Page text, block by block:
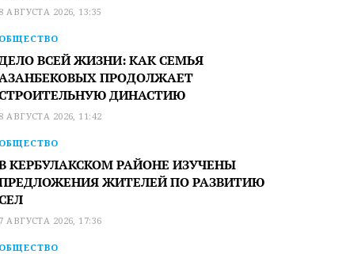
8 АВГУСТА 2026, 13:35
ОБЩЕСТВО
ВСЕЙ ЖИЗНИ: КАК СЕМЬЯ
ПРОДОЛЖАЕТ
ДИНАСТИЮ
8 АВГУСТА 2026, 11:42
ОБЩЕСТВО
КЕРБУЛАКСКОМ РАЙОНЕ ИЗУЧЕНЫ
ЖИТЕЛЕЙ ПО РАЗВИТИЮ
7 АВГУСТА 2026, 17:36
ОБЩЕСТВО